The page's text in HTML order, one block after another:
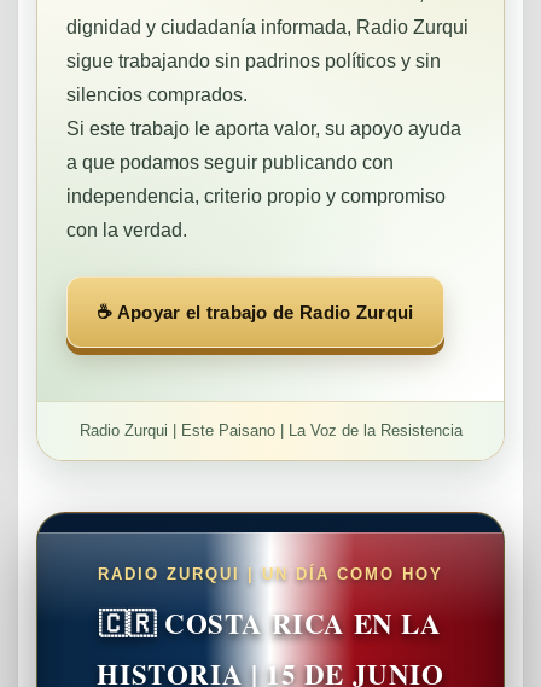
dignidad y ciudadanía informada, Radio Zurqui
sigue trabajando sin padrinos políticos y sin
silencios comprados.
Si este trabajo le aporta valor, su apoyo ayuda
a que podamos seguir publicando con
independencia, criterio propio y compromiso
con la verdad.
☕ Apoyar el trabajo de Radio Zurqui
Radio Zurqui | Este Paisano | La Voz de la Resistencia
RADIO ZURQUI | UN DÍA COMO HOY
🇨🇷 COSTA RICA EN LA
HISTORIA | 15 DE JUNIO